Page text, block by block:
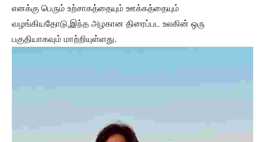
எனக்கு பெரும் உற்சாகத்தையும் ஊக்கத்தையும்
வழங்கியதோடு,இந்த அழகான திரைப்பட உலகின் ஒரு
பகுதியாகவும் மாற்றியுள்ளது.